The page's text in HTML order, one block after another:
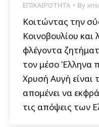
ΕΠΙΚΑΙΡΟΤΗΤΑ By
Κοιτώντας την
Κοινοβουλίου
φλέγοντα
τον μέσο Έλληνα
Χρυσή Αυγή είναι
απομένει να
τις απόψεις των